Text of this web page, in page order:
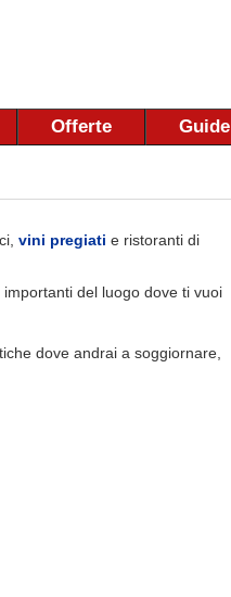
Offerte Guide
vini pregiati e ristoranti di
importanti del luogo dove ti vuoi
dove andrai a soggiornare,